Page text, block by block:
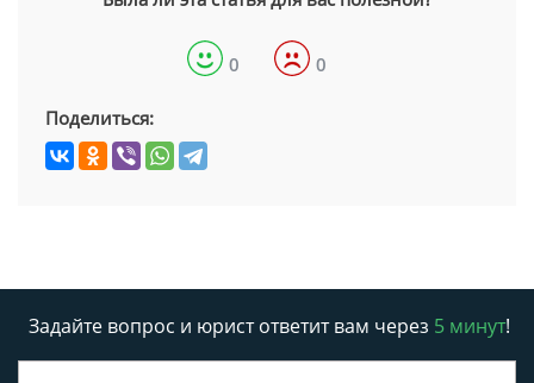
0 0
Поделиться:
Задайте вопрос и юрист ответит вам через 5 минут!